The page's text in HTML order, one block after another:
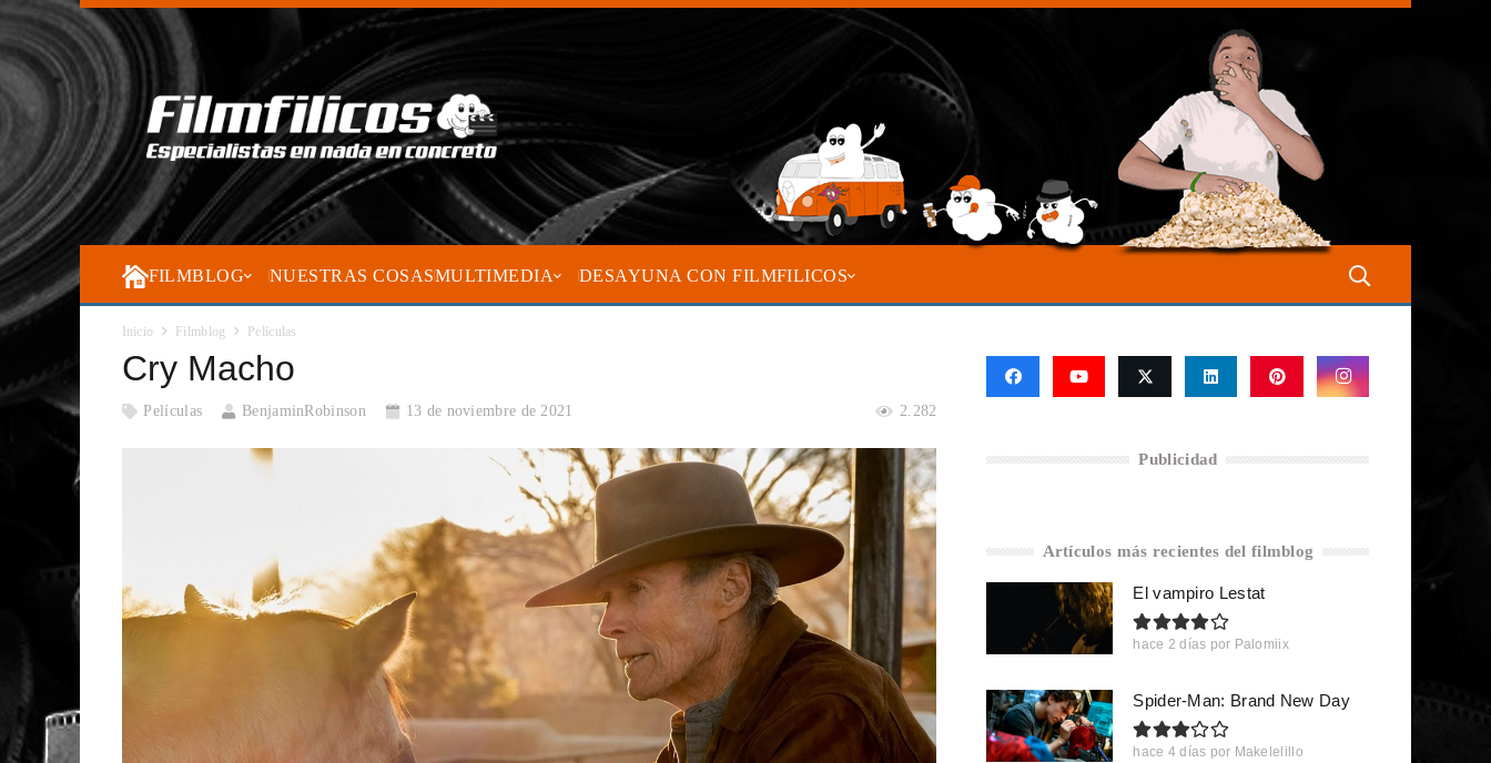
FILMBLOG NUESTRAS COSASMULTIMEDIA DESAYUNA CON FILMFILICOS
Inicio Filmblog Películas
Cry Macho
Películas BenjaminRobinson 13 de noviembre de 2021 2.282
Publicidad
Artículos más recientes del filmblog
El vampiro Lestat
hace 2 días por Palomiix
Spider-Man: Brand New Day
hace 4 días por Makelelillo